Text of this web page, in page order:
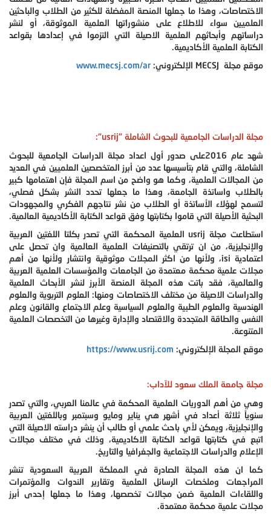
الاختصاصات، وهذا ما جعلها المنصة المفضلة للكثير من الطلاب والباحثين
العلميين سواء للاطلاع على منشوراتها العلمية الموثوقة، أو لنشر
دراساتهم وأبحاثهم العلمية الاصيلة التي التزموا في إعدادها بقواعد
الكتابة العلمية الأكاديمية.
موقع مجلة MECSJ الإلكتروني:
www.mecsj.com/ar
مجلة الدراسات الجامعية للبحوث الشاملة "usrij":
شهد عام 2016على صدور أول اعداد مجلة الدراسات الجامعية للبحوث
الشاملة، والتي قام بتأسيسها عدد من أبرز المتخصصين العلميين في العديد
من المجالات العلمية، وكما هو واضح من اسم المجلة فإن اهتمامها كبير
بالطلاب واساتذة الجامعة، وهذا ما جعلها تحدد النشر بشكل فصلي،
لتسمح لهؤلاء الأساتذة أو الطلاب من نشر نتاجهم الفكري والمجهودات
البحثية الأصيلة التي قاموا بكتابتها وفق قواعد الكتابة الأكاديمية العالمية.
استطاعت مجلة usrij العلمية المحكمة التي تصدر بكلتا اللغتين العربية
والإنجليزية، من ان ترتقي بالتصنيفات العلمية العالمية وان تحصل على
اعتمادية isi، ولأنها من اكثر المجلات موثوقية وانتشار ولأنها من أهم
مجلات علمية محكمة معتمدة من الجامعات والمؤسسات العلمية العربية
والعالمية، فقد باتت هذه المجلة المنصة الأبرز لنشر الأبحاث العلمية
والدراسات الاصيلة من مختلف الاختصاصات ومنها: العلوم التربوية والعلوم
الهندسية والعلوم الطبية والعلوم السياسية وعلم الاجتماع والقانون وعلم
النفس والطاقة المتجددة والاقتصاد والإدارة وغيرها من التخصصات العلمية
المتنوعة.
موقع المجلة الإلكتروني: https://www.usrij.com
مجلة جامعة الملك سعود للآداب:
وهي من أهم الدوريات العلمية المحكمة في عالمنا العربي، والتي تصدر
سنوياً ثلاثة أعداد في أشهر هي يناير ومايو وسبتمبر وباللغتين العربية
والإنجليزية، ويمكن لأي باحث علمي أو طالب أن ينشر دراسته الاصيلة التي
اتبع في كتابتها قواعد الكتابة الاكاديمية، وذلك في مختلف مجالات
الإعلام والدراسات الاجتماعية والجغرافيا والتاريخ.
كما ان هذه المجلة الصادرة في المملكة العربية السعودية تنشر
المراجعات وملخصات الرسائل العلمية وتقارير الندوات والمؤتمرات
واللقاءات العلمية ضمن مجالات تخصصها، وهذا ما جعلها إحدى أبرز
مجلات علمية محكمة معتمدة.